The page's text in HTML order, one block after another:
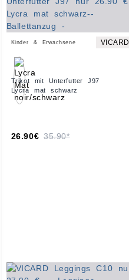
Kinder & Erwachsene VICARD
Trikot mit Unterfutter J97
Lycra mat schwarz
26.90€ 35.90*